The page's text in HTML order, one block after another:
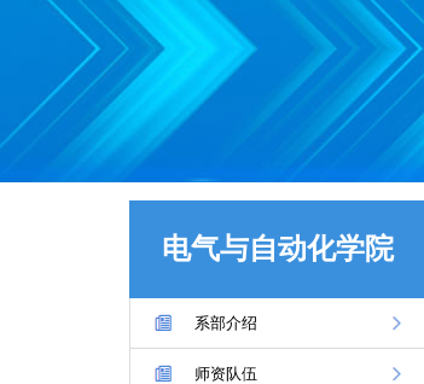
电气与自动化学院
系部介绍
师资队伍